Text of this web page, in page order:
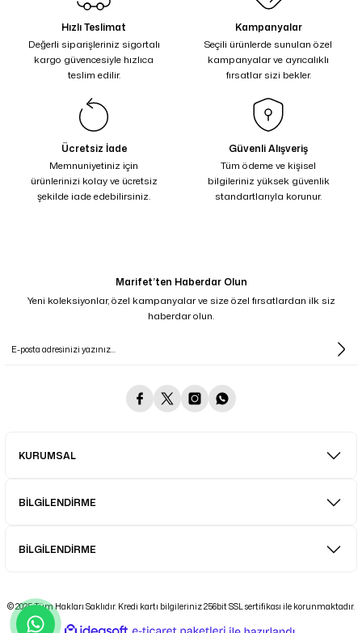
Hızlı Teslimat
Değerli siparişleriniz sigortalı
kargo güvencesiyle hızlıca
teslim edilir.
Kampanyalar
Seçili ürünlerde sunulan özel
kampanyalar ve ayrıcalıklı
fırsatlar sizi bekler.
Ücretsiz İade
Memnuniyetiniz için
ürünlerinizi kolay ve ücretsiz
şekilde iade edebilirsiniz.
Güvenli Alışveriş
Tüm ödeme ve kişisel
bilgileriniz yüksek güvenlik
standartlarıyla korunur.
Marifet’ten Haberdar Olun
Yeni koleksiyonlar, özel kampanyalar ve size özel fırsatlardan ilk siz
haberdar olun.
KURUMSAL
BİLGİLENDİRME
BİLGİLENDİRME
© 2025 Tüm Hakları Saklıdır. Kredi kartı bilgileriniz 256bit SSL sertifikası ile korunmaktadır.
ideasoft